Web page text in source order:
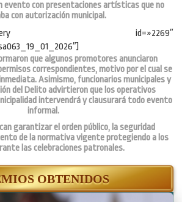
evento con presentaciones artísticas que no
con autorización municipal.
id=»2269″
que algunos promotores anunciaron
correspondientes, motivo por el cual se
Asimismo, funcionarios municipales y
del Delito advirtieron que los operativos
intervendrá y clausurará todo evento
informal.
garantizar el orden público, la seguridad
de la normativa vigente protegiendo a los
las celebraciones patronales.
OBTENIDOS